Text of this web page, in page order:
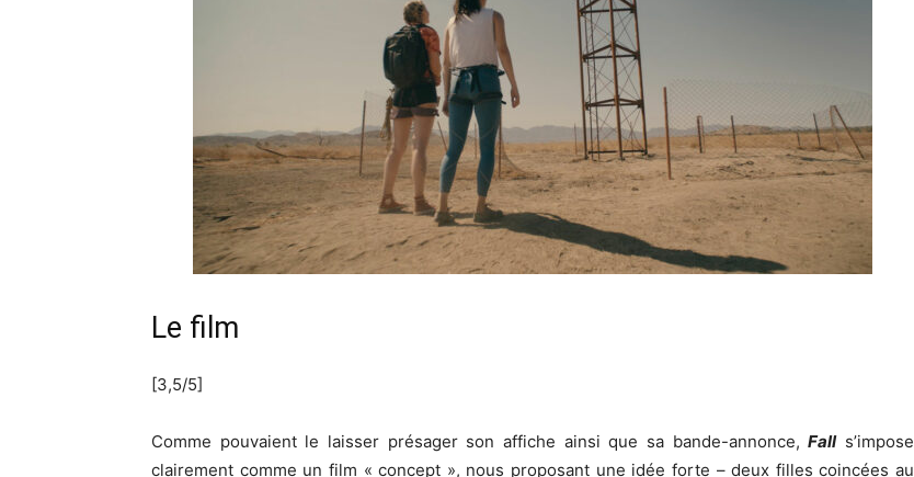
Le film
[3,5/5]
Comme pouvaient le laisser présager son affiche ainsi que sa bande-annonce,Falls’impose
clairement comme un film « concept », nous proposant une idée forte – deux filles coincées au